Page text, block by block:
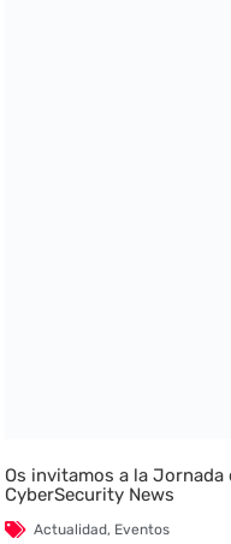
Os invitamos a la
CyberSecurity News
Actualidad, Eventos